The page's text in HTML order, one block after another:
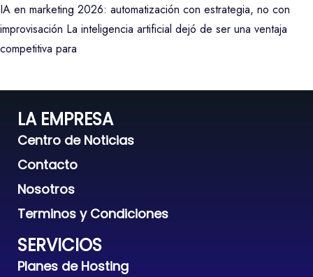
IA en marketing 2026: automatización con estrategia, no con
improvisación La inteligencia artificial dejó de ser una ventaja
competitiva para
LA EMPRESA
Centro de Noticias
Contacto
Nosotros
Terminos y Condiciones
SERVICIOS
Planes de Hosting